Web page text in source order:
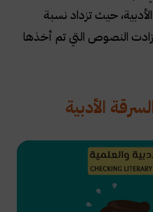
حيث تزداد نسبة
زادت النصوص التي تم أخذها
الأدبية